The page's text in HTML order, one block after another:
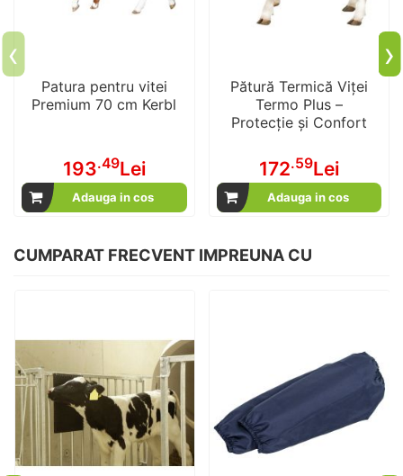
Patura pentru vitei
Premium 70 cm Kerbl
193.49Lei
Adauga in cos
Pătură Termică Viței
Termo Plus –
Protecție și Confort
172.59Lei
Adauga in cos
‹ ›
CUMPARAT FRECVENT IMPREUNA CU